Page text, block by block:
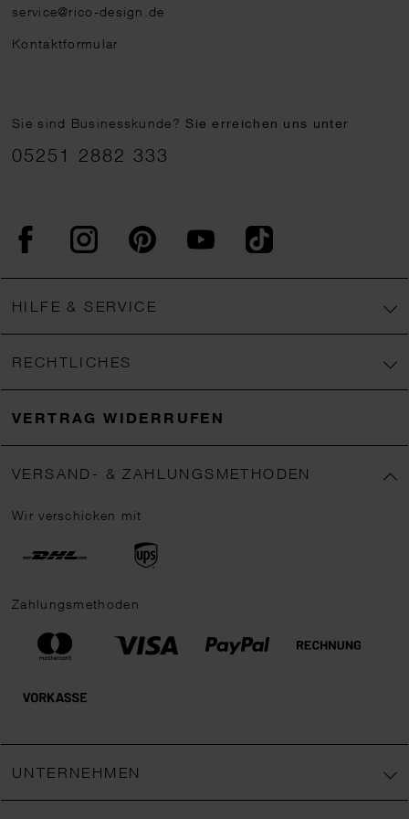
service@rico-design.de
Kontaktformular
Sie sind Businesskunde?Sie erreichen uns unter
05251 2882 333
FacebookInstagram PinterestYouTubeTikTok
HILFE & SERVICE
RECHTLICHES
VERTRAG WIDERRUFEN
VERSAND- & ZAHLUNGSMETHODEN
Wir verschicken mit
Zahlungsmethoden
UNTERNEHMEN